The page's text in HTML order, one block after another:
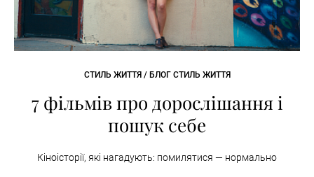
СТИЛЬ ЖИТТЯ / БЛОГ СТИЛЬ ЖИТТЯ
7 фільмів про дорослішання і
пошук себе
Кіноісторії, які нагадують: помилятися — нормально